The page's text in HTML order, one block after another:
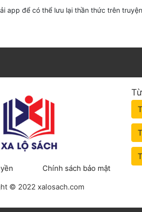
app để có thể lưu lại thần thức trên
Chính sách bảo mật
© 2022 xalosach.com